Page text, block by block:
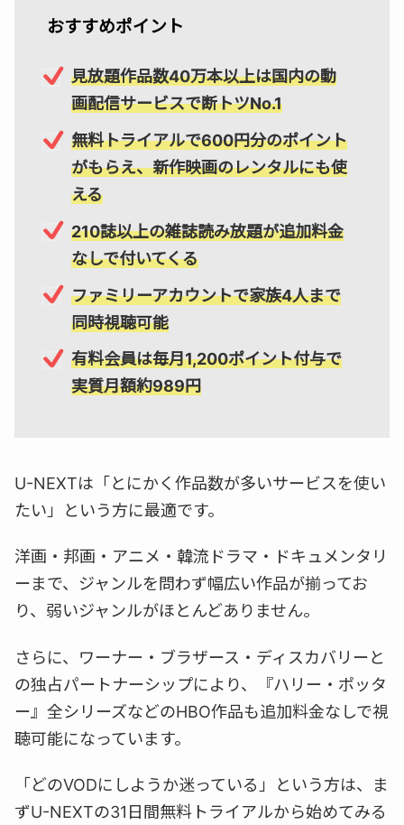
おすすめポイント
見放題作品数40万本以上は国内の動
画配信サービスで断トツNo.1
無料トライアルで600円分のポイント
がもらえ、新作映画のレンタルにも使
える
210誌以上の雑誌読み放題が追加料金
なしで付いてくる
ファミリーアカウントで家族4人まで
同時視聴可能
有料会員は毎月1,200ポイント付与で
実質月額約989円
U-NEXTは「とにかく作品数が多いサービスを使い
たい」という方に最適です。
洋画・邦画・アニメ・韓流ドラマ・ドキュメンタリ
ーまで、ジャンルを問わず幅広い作品が揃ってお
り、弱いジャンルがほとんどありません。
さらに、ワーナー・ブラザース・ディスカバリーと
の独占パートナーシップにより、『ハリー・ポッタ
ー』全シリーズなどのHBO作品も追加料金なしで視
聴可能になっています。
「どのVODにしようか迷っている」という方は、ま
ずU-NEXTの31日間無料トライアルから始めてみる